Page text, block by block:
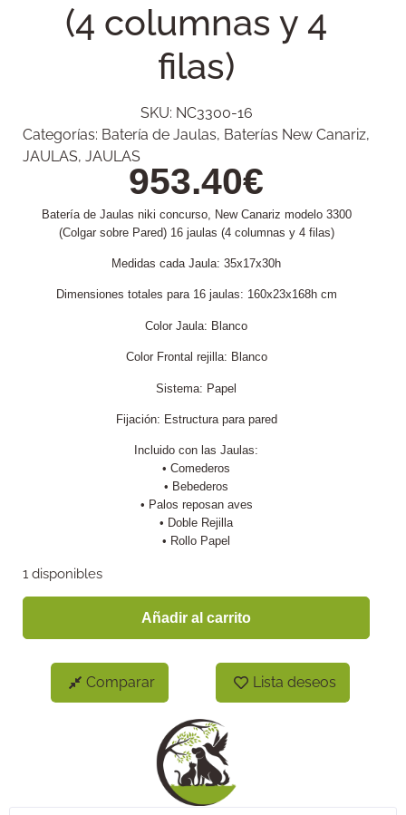
(4 columnas y 4
filas)
SKU: NC3300-16
Categorías: Batería de Jaulas, Baterías New Canariz,
JAULAS, JAULAS
953.40€
Batería de Jaulas niki concurso, New Canariz modelo 3300
(Colgar sobre Pared) 16 jaulas (4 columnas y 4 filas)
Medidas cada Jaula: 35x17x30h
Dimensiones totales para 16 jaulas: 160x23x168h cm
Color Jaula: Blanco
Color Frontal rejilla: Blanco
Sistema: Papel
Fijación: Estructura para pared
Incluido con las Jaulas:
• Comederos
• Bebederos
• Palos reposan aves
• Doble Rejilla
• Rollo Papel
1 disponibles
Añadir al carrito
Comparar Lista deseos